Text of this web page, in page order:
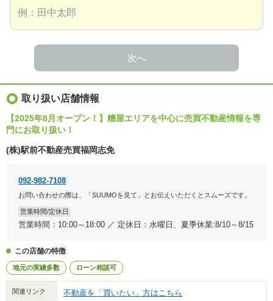
次へ
取り扱い店舗情報
【2025年8月オープン！】糟屋エリアを中心に売買不動産情報を専
門にお取り扱い！
(株)駅前不動産売買福岡志免
092-982-7108
お問い合わせの際は、「SUUMOを見て」とお伝えいただくとスムーズです。
営業時間/定休日
営業時間：10:00～18:00 ／ 定休日：水曜日、夏季休業:8/10～8/15
この店舗の特徴
地元の実績多数 ローン相談可
関連リンク
不動産を「買いたい」方はこちら